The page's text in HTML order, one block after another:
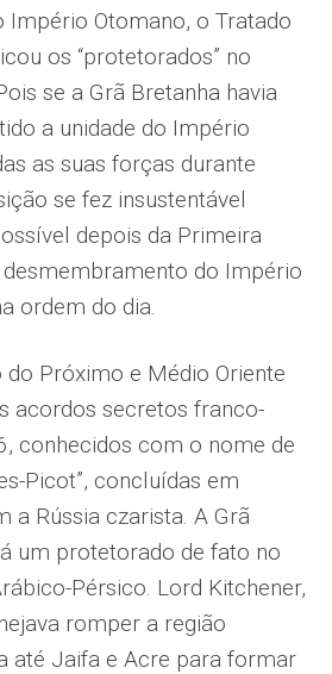
Império Otomano, o Tratado
os “protetorados” no
se a Grã Bretanha havia
a unidade do Império
as suas forças durante
se fez insustentável
depois da Primeira
do Império
ordem do dia.
do Próximo e Médio Oriente
acordos secretos franco-
conhecidos com o nome de
Picot”, concluídas em
a Rússia czarista. A Grã
um protetorado de fato no
Pérsico. Lord Kitchener,
romper a região
até Jaifa e Acre para formar